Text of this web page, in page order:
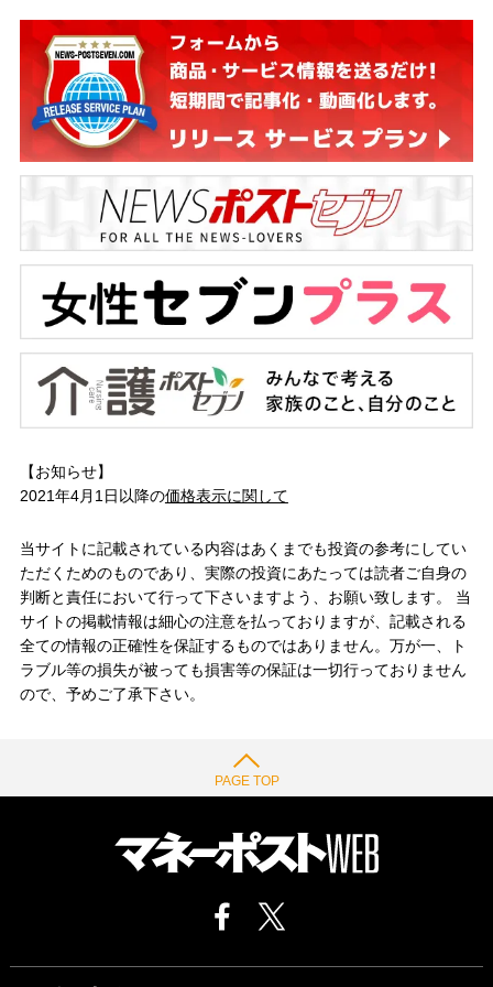
【お知らせ】
2021年4月1日以降の価格表示に関して
当サイトに記載されている内容はあくまでも投資の参考にしてい
ただくためのものであり、実際の投資にあたっては読者ご自身の
判断と責任において行って下さいますよう、お願い致します。 当
サイトの掲載情報は細心の注意を払っておりますが、記載される
全ての情報の正確性を保証するものではありません。万が一、ト
ラブル等の損失が被っても損害等の保証は一切行っておりません
ので、予めご了承下さい。
PAGE TOP